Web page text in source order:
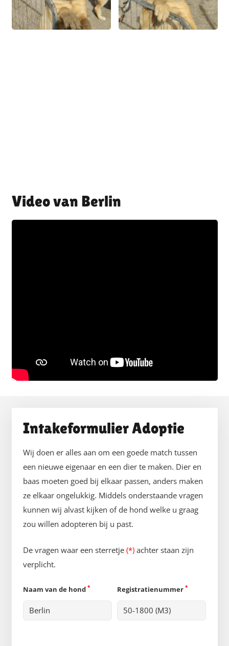
Berlin
Intakeformulier Adoptie
Wij doen er alles aan om een goede match tussen
een nieuwe eigenaar en een dier te maken. Dier en
baas moeten goed bij elkaar passen, anders maken
ze elkaar ongelukkig. Middels onderstaande vragen
kunnen wij alvast kijken of de hond welke u graag
zou willen adopteren bij u past.
De vragen waar een sterretje (*) achter staan zijn
verplicht.
Naam van de hond * Registratienummer *